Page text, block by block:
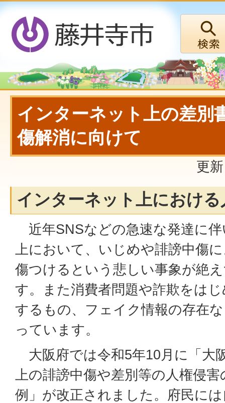
インターネット上の差別
傷解消に向けて
更
インターネット上における
近年SNSなどの急速な発達に
上において、いじめや誹謗中傷
傷つけるという悲しい事象が絶
す。また消費者問題や詐欺をは
するもの、フェイク情報の存在
っています。
大阪府では令和5年10月に「大
上の誹謗中傷や差別等の人権侵
例」が改正されました。府民に